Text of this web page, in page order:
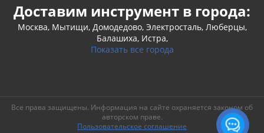
Доставим инструмент в города:
Москва, Мытищи, Домодедово, Электросталь, Люберцы,
Балашиха, Истра,
Показать все города
Все права защищены. Информация на сайте охраняется законом об
авторском праве.
Пользовательское соглашение